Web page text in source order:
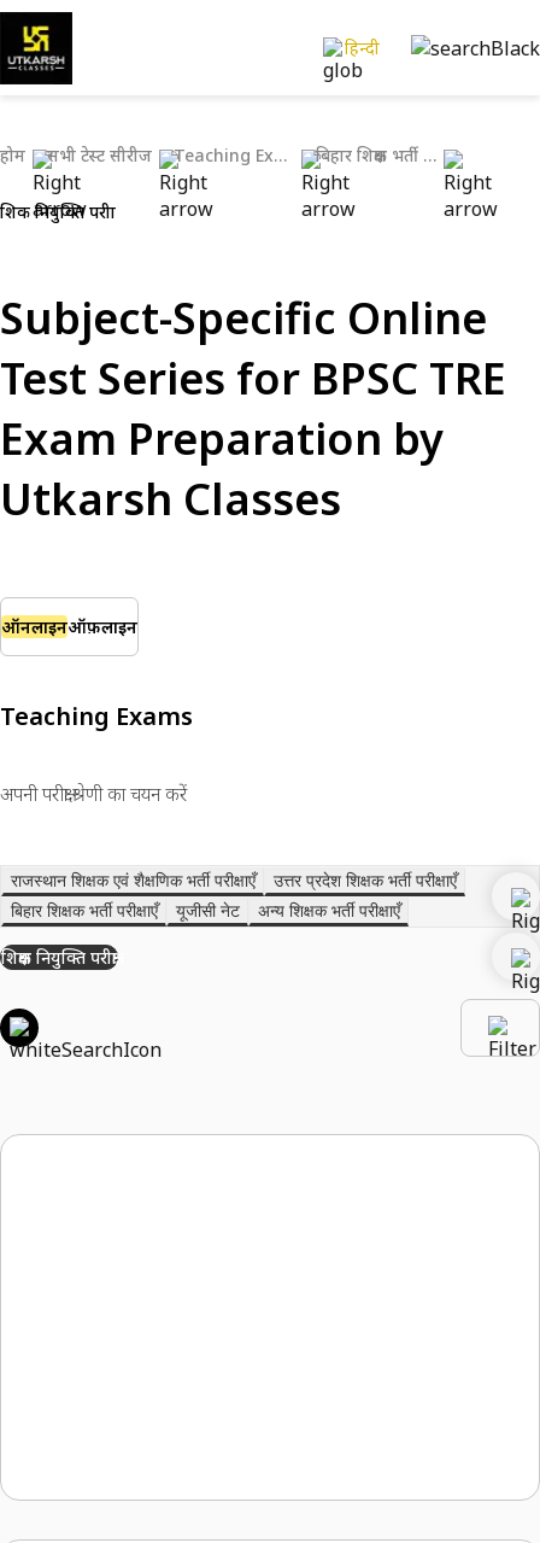
हिन्दी
होम सभी टेस्ट सीरीज Teaching Exams बिहार शिक्षक भर्ती परीक्षाएँ
शिक्षक नियुक्ति परीक्षा
Subject-Specific Online
Test Series for BPSC TRE
Exam Preparation by
Utkarsh Classes
Teaching Exams
अपनी परीक्षा श्रेणी का चयन करें
ऑनलाइनऑफ़लाइन
राजस्थान शिक्षक एवं शैक्षणिक भर्ती परीक्षाएँ
उत्तर प्रदेश शिक्षक भर्ती परीक्षाएँ
बिहार शिक्षक भर्ती परीक्षाएँ
यूजीसी नेट अन्य शिक्षक भर्ती परीक्षाएँ
शिक्षक नियुक्ति परीक्षा